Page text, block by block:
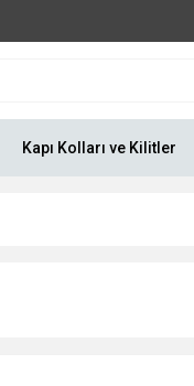
Kapı Kolları ve Kilitler